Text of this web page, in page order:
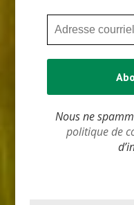
Nous ne
politique de